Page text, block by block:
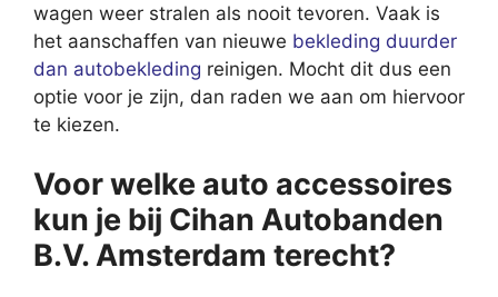
wagen weer stralen als nooit tevoren. Vaak is
het aanschaffen van nieuwe bekleding duurder
dan autobekleding reinigen. Mocht dit dus een
optie voor je zijn, dan raden we aan om hiervoor
te kiezen.
Voor welke auto accessoires
kun je bij Cihan Autobanden
B.V. Amsterdam terecht?